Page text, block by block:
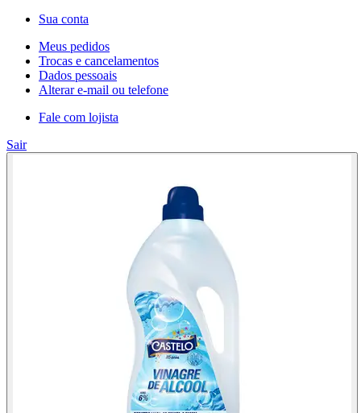
Sua conta
Meus pedidos
Trocas e cancelamentos
Dados pessoais
Alterar e-mail ou telefone
Fale com lojista
Sair